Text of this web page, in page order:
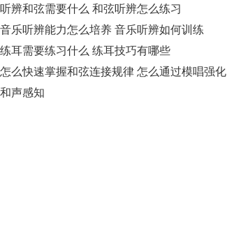
听辨和弦需要什么 和弦听辨怎么练习
音乐听辨能力怎么培养 音乐听辨如何训练
练耳需要练习什么 练耳技巧有哪些
怎么快速掌握和弦连接规律 怎么通过模唱强化
和声感知